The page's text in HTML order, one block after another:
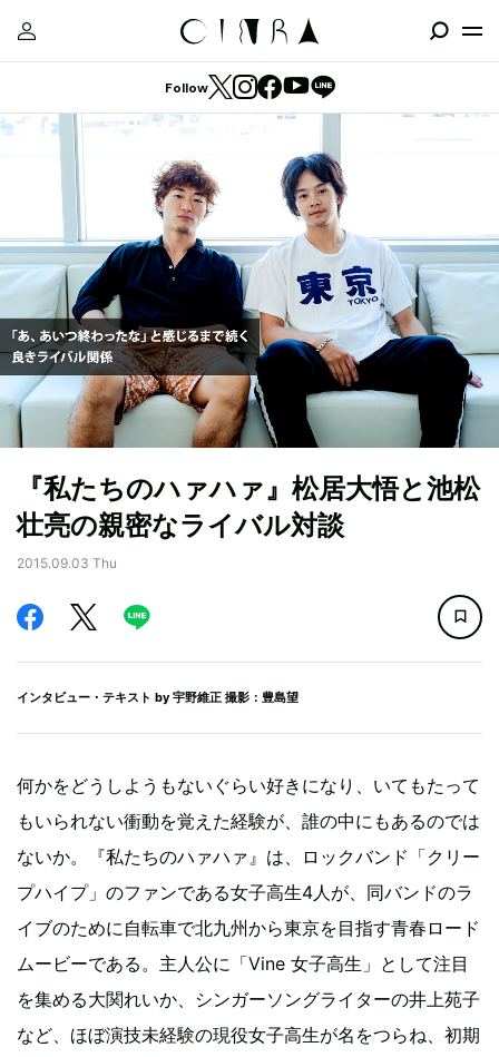
Follow
『私たちのハァハァ』松居大悟と池松
壮亮の親密なライバル対談
2015.09.03 Thu
インタビュー・テキスト by 宇野維正 撮影：豊島望
何かをどうしようもないぐらい好きになり、いてもたって
もいられない衝動を覚えた経験が、誰の中にもあるのでは
ないか。『私たちのハァハァ』は、ロックバンド「クリー
プハイプ」のファンである女子高生4人が、同バンドのラ
イブのために自転車で北九州から東京を目指す青春ロード
ムービーである。主人公に「Vine 女子高生」として注目
を集める大関れいか、シンガーソングライターの井上苑子
など、ほぼ演技未経験の現役女子高生が名をつらね、初期